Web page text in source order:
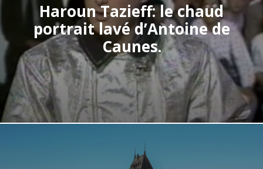
Haroun Tazieff: le chaud
portrait lavé d’Antoine de
Caunes.